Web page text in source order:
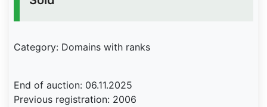
Category: Domains with ranks
End of auction: 06.11.2025
Previous registration: 2006